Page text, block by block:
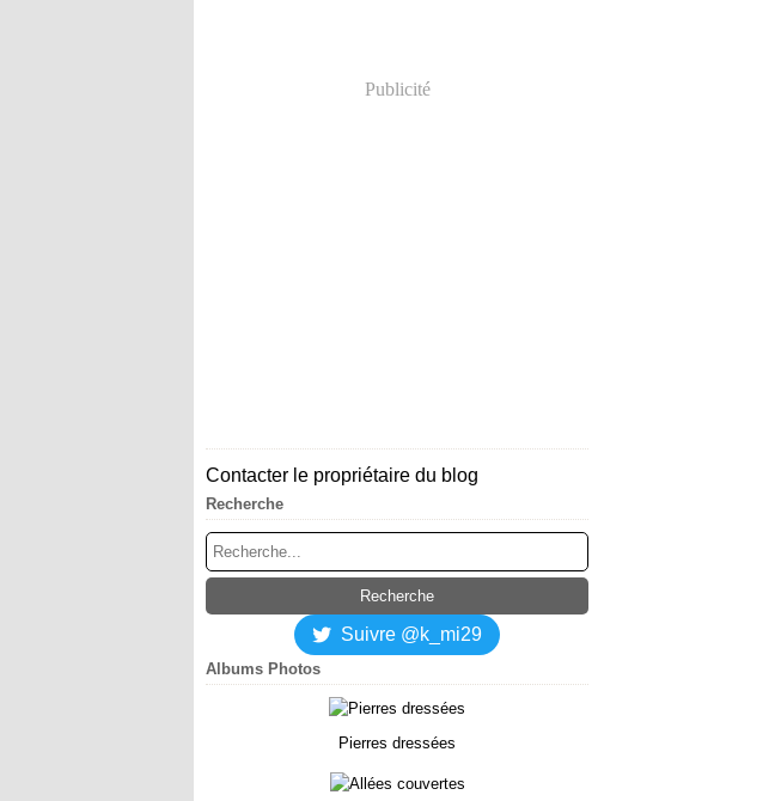
Publicité
Contacter le propriétaire du blog
Recherche
Suivre @k_mi29
Albums Photos
Pierres dressées